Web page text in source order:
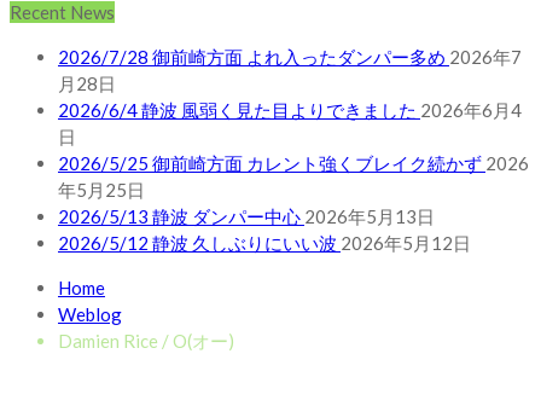
Recent News
2026/7/28 御前崎方面 よれ入ったダンパー多め 2026年7
月28日
2026/6/4 静波 風弱く見た目よりできました 2026年6月4
日
2026/5/25 御前崎方面 カレント強くブレイク続かず 2026
年5月25日
2026/5/13 静波 ダンパー中心 2026年5月13日
2026/5/12 静波 久しぶりにいい波 2026年5月12日
Home
Weblog
Damien Rice / O(オー)